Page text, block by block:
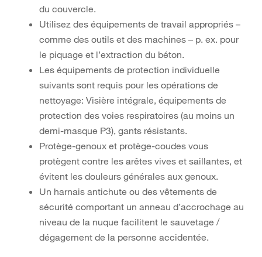
du couvercle.
Utilisez des équipements de travail appropriés –
comme des outils et des machines – p. ex. pour
le piquage et l’extraction du béton.
Les équipements de protection individuelle
suivants sont requis pour les opérations de
nettoyage: Visière intégrale, équipements de
protection des voies respiratoires (au moins un
demi-masque P3), gants résistants.
Protège-genoux et protège-coudes vous
protègent contre les arêtes vives et saillantes, et
évitent les douleurs générales aux genoux.
Un harnais antichute ou des vêtements de
sécurité comportant un anneau d’accrochage au
niveau de la nuque facilitent le sauvetage /
dégagement de la personne accidentée.